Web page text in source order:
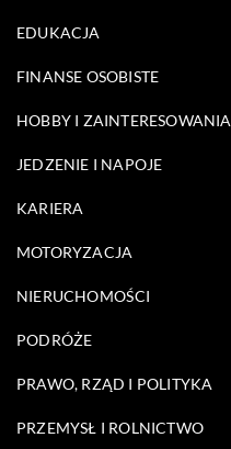
EDUKACJA
FINANSE OSOBISTE
HOBBY I ZAINTERESOWANIA
JEDZENIE I NAPOJE
KARIERA
MOTORYZACJA
NIERUCHOMOŚCI
PODRÓŻE
PRAWO, RZĄD I POLITYKA
PRZEMYSŁ I ROLNICTWO